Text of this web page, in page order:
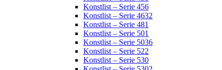
Konstlist – Serie 456
Konstlist – Serie 4632
Konstlist – Serie 481
Konstlist – Serie 501
Konstlist – Serie 5036
Konstlist – Serie 522
Konstlist – Serie 530